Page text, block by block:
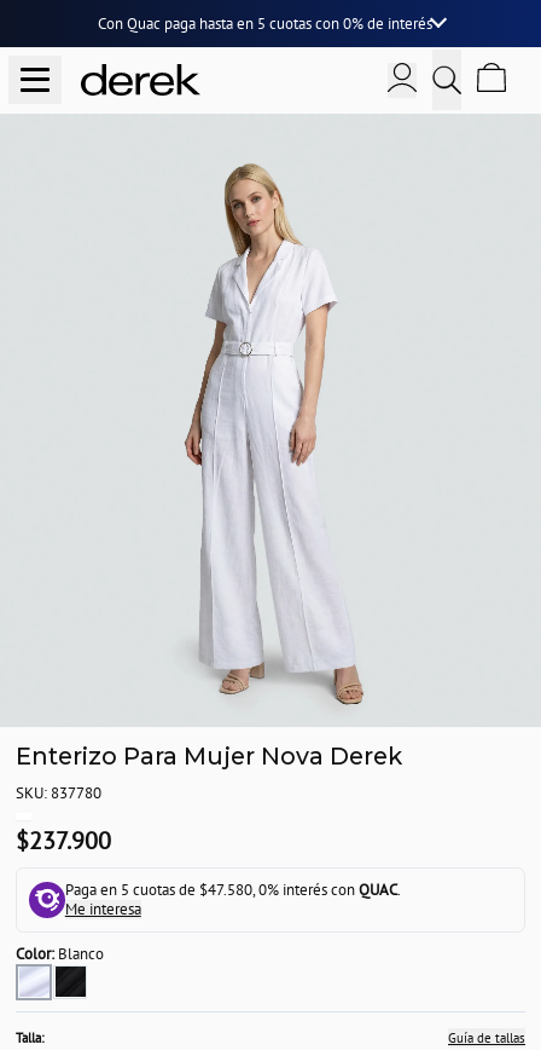
Con Quac paga hasta en 5 cuotascon0% de interés
Enterizo Para Mujer Nova Derek
SKU: 837780
$237.900
Paga en 5 cuotas de $47.580, 0% interés conQUAC.
Me interesa
Color:Blanco
Talla: Guía de tallas